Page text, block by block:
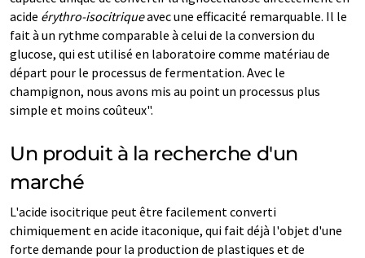
acide érythro-isocitriqueavec une efficacité remarquable. Il le
fait à un rythme comparable à celui de la conversion du
glucose, qui est utilisé en laboratoire comme matériau de
départ pour le processus de fermentation. Avec le
champignon, nous avons mis au point un processus plus
simple et moins coûteux".
Un produit à la recherche d'un
marché
L'acide isocitrique peut être facilement converti
chimiquement en acide itaconique, qui fait déjà l'objet d'une
forte demande pour la production de plastiques et de